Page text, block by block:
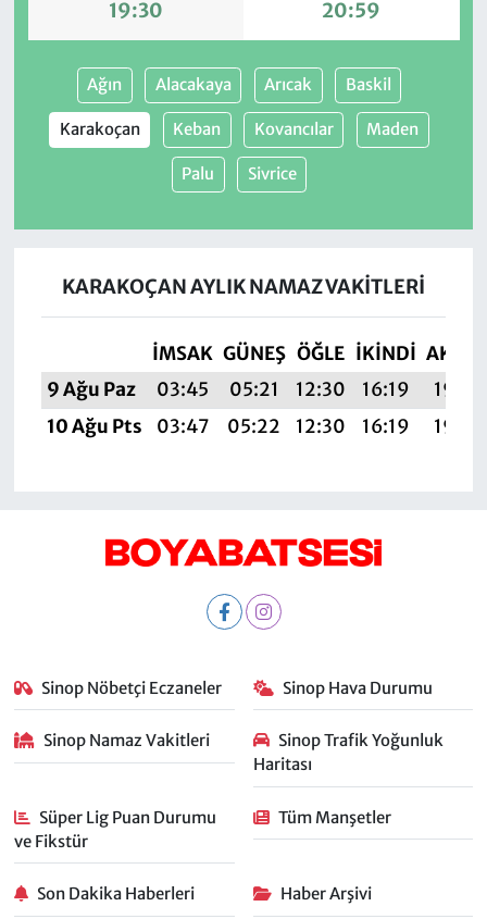
19:30 20:59
Ağın Alacakaya Arıcak Baskil
Karakoçan Keban Kovancılar Maden
Palu Sivrice
KARAKOÇAN AYLIK NAMAZ VAKITLERI
İMSAK GÜNEŞ ÖĞLE İKINDI
9 Ağu Paz
03:45 05:21 12:30 16:19
19:30
10 Ağu Pts
03:47 05:22 12:30 16:19 19:29
Sinop Nöbetçi Eczaneler Sinop Hava Durumu
Sinop Namaz Vakitleri
Sinop Trafik Yoğunluk
Haritası
Süper Lig Puan Durumu
ve Fikstür
Tüm Manşetler
Son Dakika Haberleri Haber Arşivi